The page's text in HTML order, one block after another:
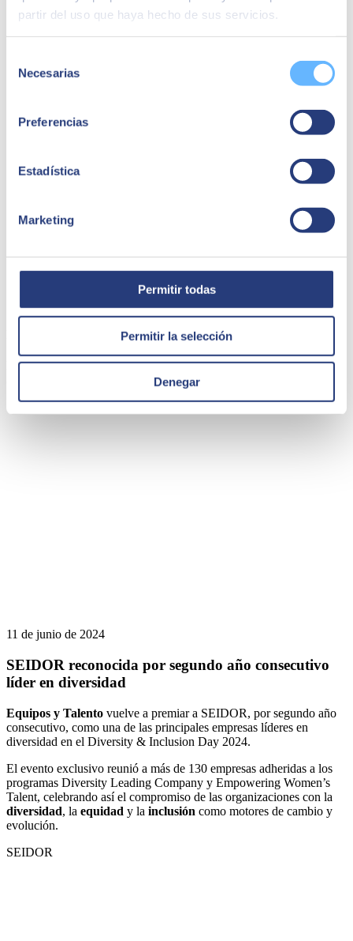
partir del uso que haya hecho de sus servicios.
Necesarias
Preferencias
Estadística
Marketing
Permitir todas
Permitir la selección
Denegar
Quizá te puede interesar
13 de junio de 2024
SEIDOR impulsa talento e inclusividad, en Sónar+D
La consultora tecnológica SEIDOR reúne a 450 estudiantes
para abordar el impacto de la aceleración tecnológica y de la IA
generativa en los nuevos profesionales
SEIDOR
11 de junio de 2024
SEIDOR reconocida por segundo año consecutivo
líder en diversidad
Equipos y Talento vuelve a premiar a SEIDOR, por segundo año
consecutivo, como una de las principales empresas líderes en
diversidad en el Diversity & Inclusion Day 2024.
El evento exclusivo reunió a más de 130 empresas adheridas a los
programas Diversity Leading Company y Empowering Women’s
Talent, celebrando así el compromiso de las organizaciones con la
diversidad, la equidad y la inclusión como motores de cambio y
evolución.
SEIDOR